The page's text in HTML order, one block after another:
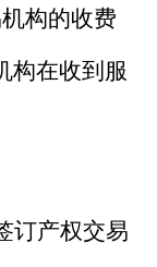
构的收费
构在收到服
订产权交易